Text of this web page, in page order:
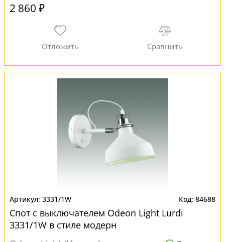
2 860 ₽
3331/1W 84688
Спот с выключателем Odeon Light Lurdi
3331/1W в стиле модерн